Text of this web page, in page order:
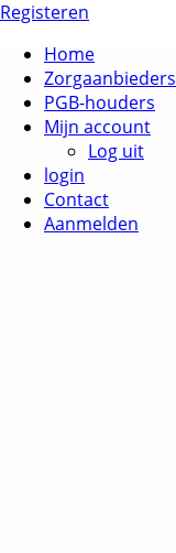
Registeren
Home
Zorgaanbieders
PGB-houders
Mijn account
Log uit
login
Contact
Aanmelden